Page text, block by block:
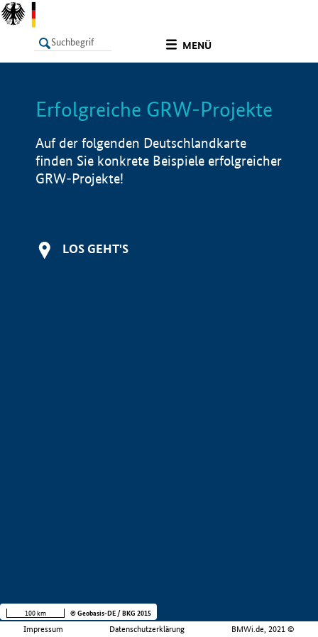
MENÜ
LISTE Info
Erfolgreiche GRW-Projekte
Auf der folgenden Deutschlandkarte
finden Sie konkrete Beispiele erfolgreicher
GRW-Projekte!
LOS GEHT'S
Impressum Datenschutzerklärung BMWi.de, 2021 ©
100 km © Geobasis-DE / BKG 2015